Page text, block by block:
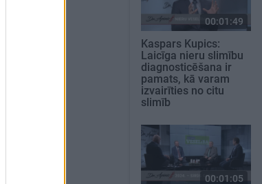
00:01:49
Kaspars Kupics:
Laicīga nieru slimību
diagnosticēšana ir
pamats, kā varam
izvairīties no citu
slimīb
00:01:05